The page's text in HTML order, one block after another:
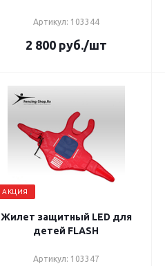
Артикул: 103344
2 800руб./шт
АКЦИЯ
Жилет защитный LED для
детей FLASH
Артикул: 103347